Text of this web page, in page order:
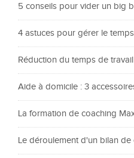
5 conseils pour vider un big
4 astuces pour gérer le
Réduction du temps de
Aide à domicile : 3
La formation de coaching
Le déroulement d'un bilan de